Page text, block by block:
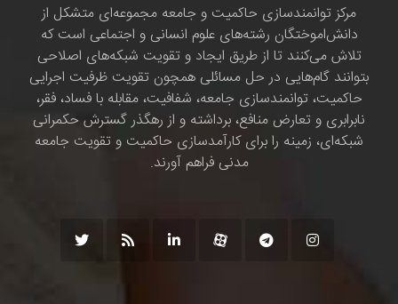
مرکز توانمندسازی حاکمیت و جامعه مجموعه‌ای متشکل از
دانش‌اموختگان رشته‌های علوم انسانی و اجتماعی است که
تلاش می‌کنند تا از طریق ایجاد و تقویت شبکه‌های اصلاحی
بتوانند گام‌هایی در حل مسائلی همچون تقویت ظرفیت اجرایی
حاکمیت، توانمندسازی جامعه، شفافیت، مقابله با فساد، فقر،
نابرابری و تعارض منافع، برداشته و از رهگذر گسترش حکمرانی
شبکه‌ای، زمینه را برای کارآمدسازی حاکمیت و تقویت جامعه
مدنی فراهم آورند.